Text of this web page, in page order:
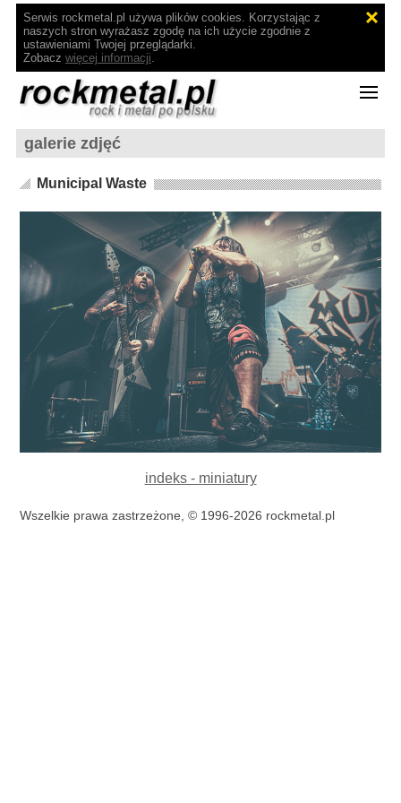
Serwis rockmetal.pl używa plików cookies. Korzystając z
naszych stron wyrażasz zgodę na ich użycie zgodnie z
ustawieniami Twojej przeglądarki.
Zobacz więcej informacji.
galerie zdjęć
Municipal Waste
indeks - miniatury
Wszelkie prawa zastrzeżone, © 1996-2026 rockmetal.pl